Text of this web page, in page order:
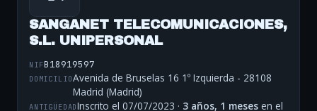
SANGANET TELECOMUNICACIONES,
S.L. UNIPERSONAL
NIFB18919597
DOMICILIOAvenida de Bruselas 16 1º Izquierda - 28108
Madrid (Madrid)
ANTIGÜEDADInscrito el 07/07/2023 · 3 años, 1 meses en el